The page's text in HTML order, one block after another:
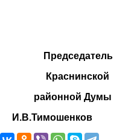
Председатель
Краснинской
районной Думы
И.В.Тимошенков